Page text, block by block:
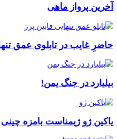
آخرین پرواز ماهی
حاضرِ غایب در تابلوی عمق
بیلیارد در جنگ یمن!
یاکین ژو ژیمناست بامزه چینی